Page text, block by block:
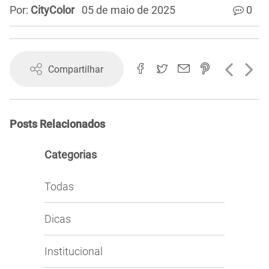
Por: CityColor 05 de maio de 2025 0
Compartilhar
Posts Relacionados
Categorias
Todas
Dicas
Institucional